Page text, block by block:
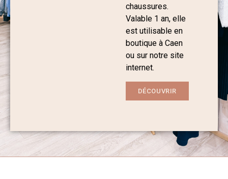
chaussures.
Valable 1 an, elle
est utilisable en
boutique à Caen
ou sur notre site
internet.
DÉCOUVRIR